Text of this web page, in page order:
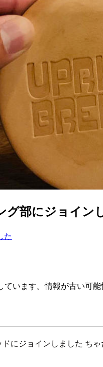
グ部にジョイン
た
います。情報が古い可能
にジョインしました ちゃ